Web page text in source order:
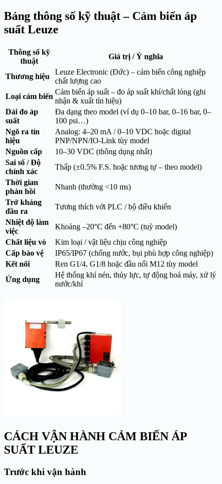
Bảng thông số kỹ thuật – Cảm biến áp
suất Leuze
Thông số kỹ
thuật
Giá trị / Ý nghĩa
Thương hiệu
Leuze Electronic (Đức) – cảm biến công nghiệp
chất lượng cao
Loại cảm biến
Cảm biến áp suất – đo áp suất khí/chất lỏng (ghi
nhận & xuất tín hiệu)
Dải đo áp
suất
Đa dạng theo model (ví dụ 0–10 bar, 0–16 bar, 0–
100 psi…)
Ngõ ra tín
hiệu
Analog: 4–20 mA / 0–10 VDC hoặc digital
PNP/NPN/IO-Link tùy model
Nguồn cấp
10–30 VDC (thông dụng nhất)
Sai số / Độ
chính xác
Thấp (±0.5% F.S. hoặc tương tự – theo model)
Thời gian
phản hồi
Nhanh (thường <10 ms)
Trở kháng
đầu ra
Tương thích với PLC / bộ điều khiển
Nhiệt độ làm
việc
Khoảng –20°C đến +80°C (tuỳ model)
Chất liệu vỏ
Kim loại / vật liệu chịu công nghiệp
Cấp bảo vệ
IP65/IP67 (chống nước, bụi phù hợp công nghiệp)
Kết nối
Ren G1/4, G1/8 hoặc đầu nối M12 tùy model
Ứng dụng
Hệ thống khí nén, thủy lực, tự động hoá máy, xử lý
nước/khí
CÁCH VẬN HÀNH CẢM BIẾN ÁP
SUẤT LEUZE
Trước khi vận hành